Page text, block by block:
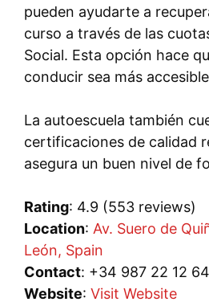
pueden ayudarte a
curso a través de las
Social. Esta opción hace
conducir sea más
La autoescuela también
certificaciones de calidad
asegura un buen nivel de
Rating: 4.9 (553 reviews)
Location: Av. Suero de
León, Spain
Contact: +34 987 22 12 64
Website: Visit Website